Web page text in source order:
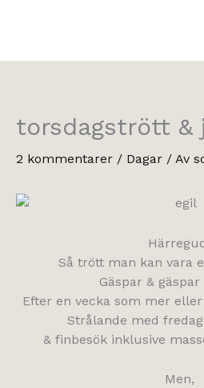
torsdagstrött &
2 kommentarer / Dagar / Av
Så trött man kan vara
Gäspar & gäspar
Efter en vecka som mer
Strålande med
& finbesök inklusive
Men,